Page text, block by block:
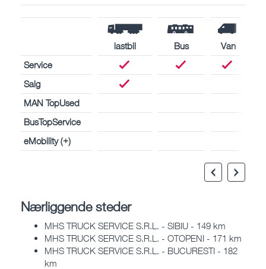
lastbil Bus
Van
Service
Salg
MAN TopUsed
BusTopService
eMobility (+)
Nærliggende steder
MHS TRUCK SERVICE S.R.L. - SIBIU - 149 km
MHS TRUCK SERVICE S.R.L. - OTOPENI - 171 km
MHS TRUCK SERVICE S.R.L. - BUCURESTI - 182
km